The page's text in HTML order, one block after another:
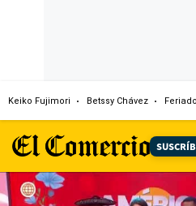
Keiko Fujimori Betssy Chávez